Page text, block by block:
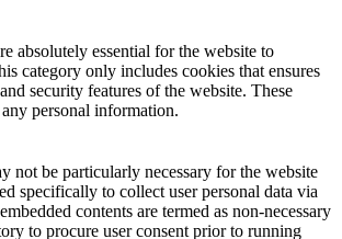
absolutely essential for the website to
category only includes cookies that ensures
security features of the website. These
personal information.
not be particularly necessary for the website
specifically to collect user personal data via
contents are termed as non-necessary
to procure user consent prior to running